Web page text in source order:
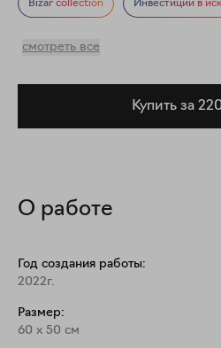
Bizar collection Инвестиции в
смотреть все
Купить за
О работе
Год создания работы:
2022г.
Размер:
60 x 50 см